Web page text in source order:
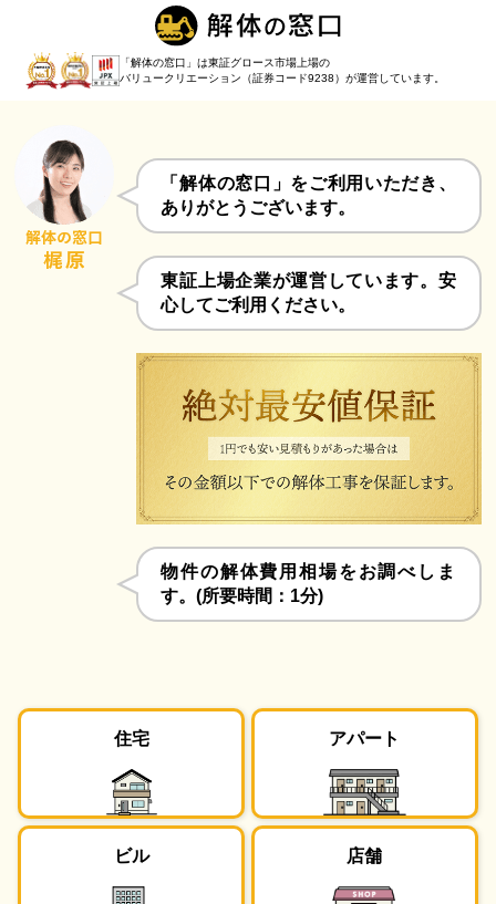
「解体の窓口」は東証グロース市場上場の
バリュークリエーション（証券コード9238）が運営しています。
「解体の窓口」をご利用いただき、
ありがとうございます。
東証上場企業が運営しています。安
心してご利用ください。
物件の解体費用相場をお調べしま
す。(所要時間：1分)
住宅 アパート
ビル 店舗